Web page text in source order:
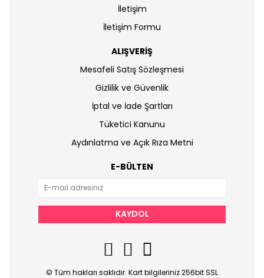
İletişim
İletişim Formu
ALIŞVERİŞ
Mesafeli Satış Sözleşmesi
Gizlilik ve Güvenlik
İptal ve İade Şartları
Tüketici Kanunu
Aydınlatma ve Açık Rıza Metni
E-BÜLTEN
KAYDOL
© Tüm hakları saklıdır. Kart bilgileriniz 256bit SSL